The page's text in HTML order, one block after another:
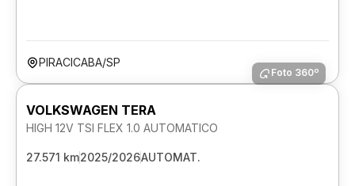
PIRACICABA/SP
Foto 360º
VOLKSWAGEN TERA
HIGH 12V TSI FLEX 1.0 AUTOMATICO
27.571 km2025/2026AUTOMAT.